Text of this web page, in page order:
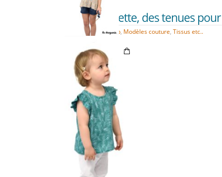
Chouette, des tenues
e-shop, Modèles couture, Tissus etc..